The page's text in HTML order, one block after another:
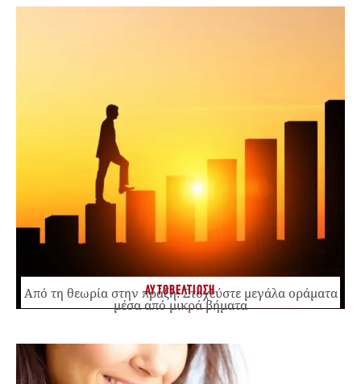
ΑΥΤΟΒΕΛΤΙΩΣΗ
Από τη θεωρία στην πράξη: Στοχεύστε μεγάλα οράματα
μέσα από μικρά βήματα